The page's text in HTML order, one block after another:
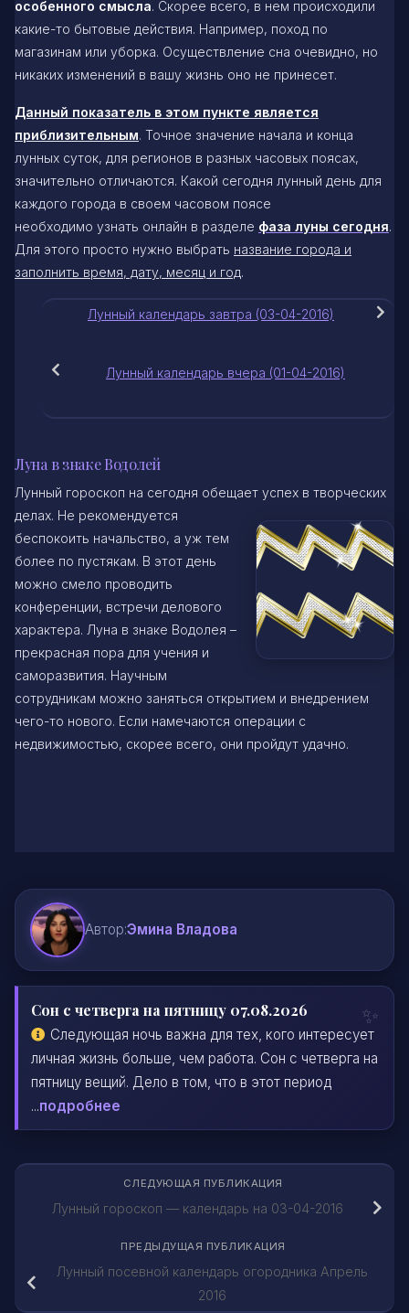
особенного смысла. Скорее всего, в нем происходили
какие-то бытовые действия. Например, поход по
магазинам или уборка. Осуществление сна очевидно, но
никаких изменений в вашу жизнь оно не принесет.
Данный показатель в этом пункте является
приблизительным. Точное значение начала и конца
лунных суток, для регионов в разных часовых поясах,
значительно отличаются. Какой сегодня лунный день для
каждого города в своем часовом поясе
необходимо узнать онлайн в разделе фаза луны сегодня.
Для этого просто нужно выбрать название города и
заполнить время, дату, месяц и год.
Лунный календарь завтра (03-04-2016)
Лунный календарь вчера (01-04-2016)
Луна в знаке Водолей
Лунный гороскоп на сегодня обещает успех в творческих
делах. Не рекомендуется
беспокоить начальство, а уж тем
более по пустякам. В этот день
можно смело проводить
конференции, встречи делового
характера. Луна в знаке Водолея –
прекрасная пора для учения и
саморазвития. Научным
сотрудникам можно заняться открытием и внедрением
чего-то нового. Если намечаются операции с
недвижимостью, скорее всего, они пройдут удачно.
Автор:Эмина Владова
Сон с четверга на пятницу 07.08.2026
Следующая ночь важна для тех, кого интересует
личная жизнь больше, чем работа. Сон с четверга на
пятницу вещий. Дело в том, что в этот период
...подробнее
СЛЕДУЮЩАЯ ПУБЛИКАЦИЯ
Лунный гороскоп — календарь на 03-04-2016
ПРЕДЫДУЩАЯ ПУБЛИКАЦИЯ
Лунный посевной календарь огородника Апрель
2016